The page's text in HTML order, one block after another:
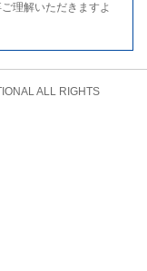
理解いただきますよ